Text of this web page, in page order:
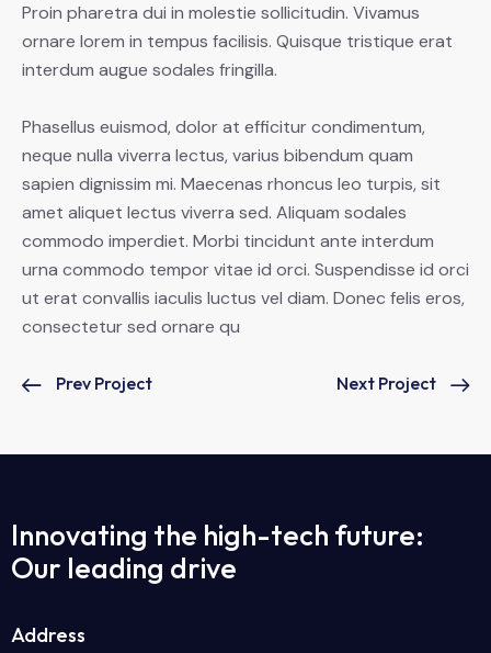
Proin pharetra dui in molestie sollicitudin. Vivamus
ornare lorem in tempus facilisis. Quisque tristique erat
interdum augue sodales fringilla.
Phasellus euismod, dolor at efficitur condimentum,
neque nulla viverra lectus, varius bibendum quam
sapien dignissim mi. Maecenas rhoncus leo turpis, sit
amet aliquet lectus viverra sed. Aliquam sodales
commodo imperdiet. Morbi tincidunt ante interdum
urna commodo tempor vitae id orci. Suspendisse id orci
ut erat convallis iaculis luctus vel diam. Donec felis eros,
consectetur sed ornare qu
Prev Project Next Project
Innovating the high-tech future:
Our leading drive
Address